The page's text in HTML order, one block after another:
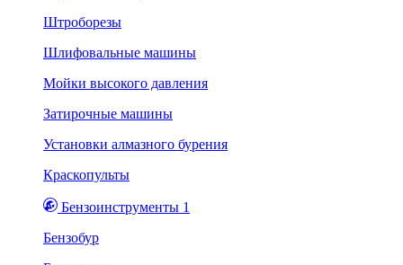
Штроборезы
Шлифовальные машины
Мойки высокого давления
Затирочные машины
Установки алмазного бурения
Краскопульты
Бензоинструменты 1
Бензобур